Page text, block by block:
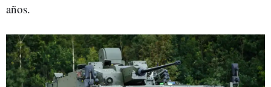
años.